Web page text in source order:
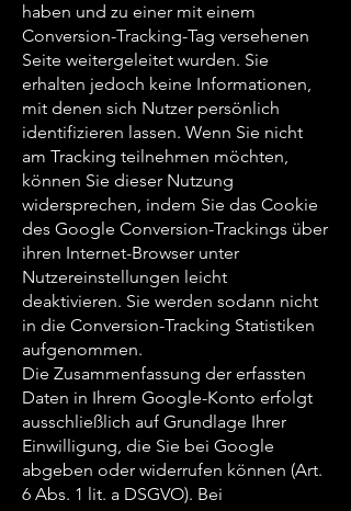
haben und zu einer mit einem
Conversion-Tracking-Tag versehenen
Seite weitergeleitet wurden. Sie
erhalten jedoch keine Informationen,
mit denen sich Nutzer persönlich
identifizieren lassen. Wenn Sie nicht
am Tracking teilnehmen möchten,
können Sie dieser Nutzung
widersprechen, indem Sie das Cookie
des Google Conversion-Trackings über
ihren Internet-Browser unter
Nutzereinstellungen leicht
deaktivieren. Sie werden sodann nicht
in die Conversion-Tracking Statistiken
aufgenommen.
Die Zusammenfassung der erfassten
Daten in Ihrem Google-Konto erfolgt
ausschließlich auf Grundlage Ihrer
Einwilligung, die Sie bei Google
abgeben oder widerrufen können (Art.
6 Abs. 1 lit. a DSGVO). Bei